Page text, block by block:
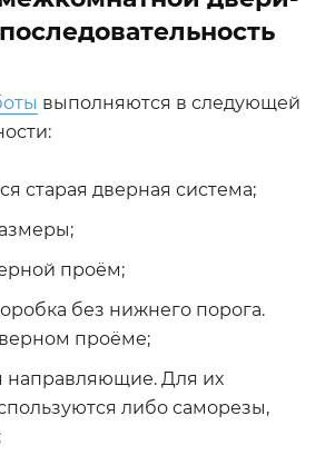
выполняются в следующей
старая дверная система;
проём;
без нижнего порога.
проёме;
направляющие. Для их
либо саморезы,